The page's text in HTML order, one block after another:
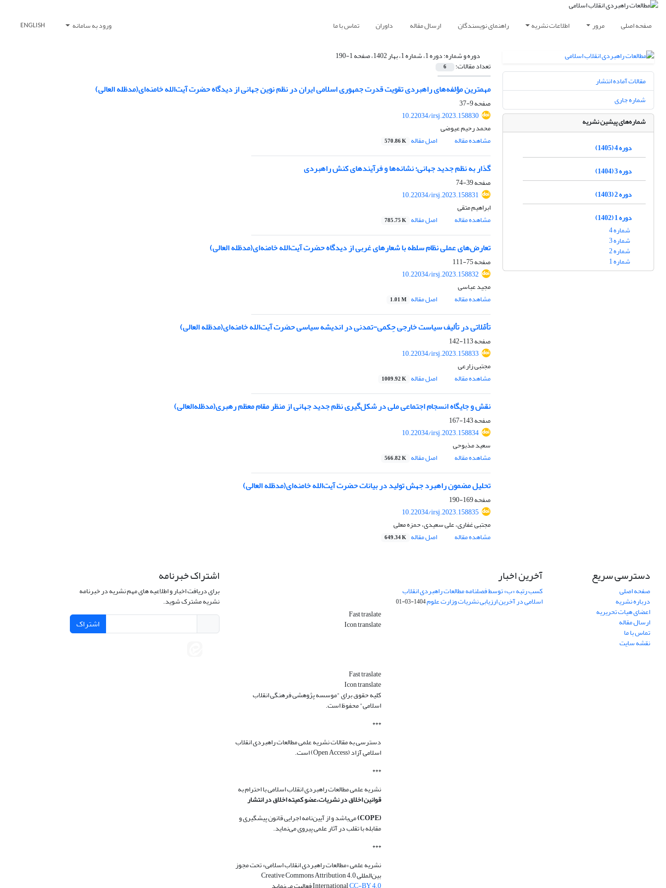
صفحه اصلی مرور اطلاعات نشریه راهنمای نویسندگان ارسال مقاله داوران تماس با ما ورود به سامانه ENGLISH
دوره و شماره:دوره 1، شماره 1، بهار 1402، صفحه 1-190
تعداد مقالات: 6
مهمترین مؤلفه‌های راهبردی تقویت قدرت جمهوری اسلامی ایران در نظم نوین جهانی از دیدگاه حضرت آیت‌الله خامنه‌ای(مدظله العالی)
صفحه9-37
10.22034/irsj.2023.158830
محمد رحیم عیوضی
مشاهده مقاله
اصل مقاله 570.86 K
گذار به نظم جدید جهانی؛ نشانه‌ها و فرآیندهای کنش راهبردی
صفحه39-74
10.22034/irsj.2023.158831
ابراهیم متقی
مشاهده مقاله
اصل مقاله 785.75 K
تعارض‌های عملی نظام سلطه با شعارهای غربی از دیدگاه حضرت آیت‌الله خامنه‌ای(مدظله العالی)
صفحه75-111
10.22034/irsj.2023.158832
مجید عباسی
مشاهده مقاله
اصل مقاله 1.01 M
تأمّلاتی در تألیف سیاست خارجی حِکمی-تمدنی در اندیشه سیاسی حضرت آیت‌الله خامنه‌ای(مدظله العالی)
صفحه113-142
10.22034/irsj.2023.158833
مجتبی زارعی
مشاهده مقاله
اصل مقاله 1009.92 K
نقش و جایگاه انسجام اجتماعی ملی در شکل‌گیری نظم جدید جهانی از منظر مقام معظم رهبری(مدظله‌العالی)
صفحه143-167
10.22034/irsj.2023.158834
سعید مذبوحی
مشاهده مقاله
اصل مقاله 566.82 K
تحلیل مضمون راهبرد جهش تولید در بیانات حضرت آیت‌الله خامنه‌ای(مدظله العالی)
صفحه169-190
10.22034/irsj.2023.158835
مجتبی غفاری، علی سعیدی، حمزه معلی
مشاهده مقاله
اصل مقاله 649.34 K
مقالات آماده انتشار
شماره جاری
شماره‌های پیشین نشریه
دوره 4 (1405)
دوره 3 (1404)
دوره 2 (1403)
دوره 1 (1402)
شماره 4
شماره 3
شماره 2
شماره 1
دسترسی سریع
صفحه اصلی
درباره نشریه
اعضای هیات تحریریه
ارسال مقاله
تماس با ما
نقشه سایت
آخرین اخبار
کسب رتبه «ب» توسط فصلنامه مطالعات راهبردی انقلاب
اسلامی در آخرین ارزیابی نشریات وزارت علوم1404-03-01
Fast traslate
Icon translate
Fast traslate
Icon translate
کلیه حقوق برای "موسسه پژوهشی فرهنگی انقلاب
اسلامی" محفوظ است.
***
دسترسی به مقالات نشریه علمی مطالعات راهبردی انقلاب
اسلامی آزاد (Open Access) است.
***
نشریه علمی مطالعات راهبردی انقلاب اسلامی با احترام به
قوانین اخلاق در نشریات،عضو کمیته اخلاق در انتشار
(COPE)
می‌باشد و از آیین‌نامه اجرایی قانون پیشگیری و
مقابله با تقلب در آثار علمی پیروی می‌نماید.
***
نشریه علمی «مطالعات راهبردی انقلاب اسلامی» تحت مجوز
بین‌المللی Creative Commons Attribution 4.0
اشتراک خبرنامه
برای دریافت اخبار و اطلاعیه های مهم نشریه در خبرنامه
نشریه مشترک شوید.
اشتراک